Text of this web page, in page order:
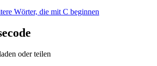
Wörter, die mit C beginnen
oder teilen